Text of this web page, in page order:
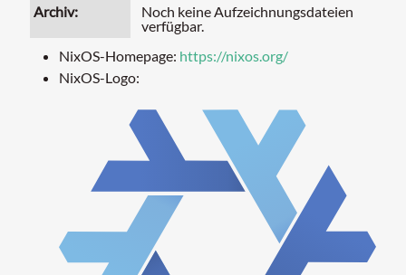
Archiv
Noch keine Aufzeichnungsdateien
verfügbar.
NixOS-Homepage: https://nixos.org/
NixOS-Logo: